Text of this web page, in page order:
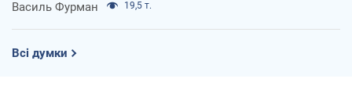
Василь Фурман 19,5 т.
Всі думки